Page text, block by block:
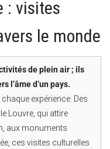
: visites
le monde
de plein air ; ils
l’âme d’un pays.
expérience. Des
Louvre, qui attire
aux monuments
ces visites culturelles